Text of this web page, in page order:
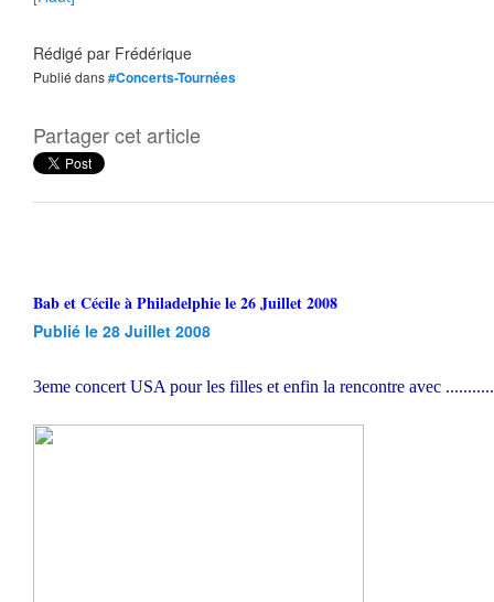
Rédigé par Frédérique
Publié dans#Concerts-Tournées
Partager cet article
Bab et Cécile à Philadelphie le 26 Juillet 2008
Publié le 28 Juillet 2008
3eme concert USA pour les filles et enfin la rencontre avec